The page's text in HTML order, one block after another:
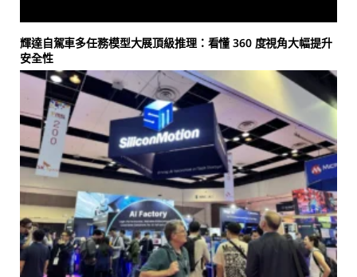
輝達自駕車多任務模型大展頂級推理：看懂 360 度視角大幅提升
安全性